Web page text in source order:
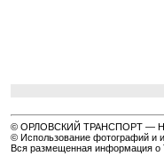
© ОРЛОВСКИЙ ТРАНСПОРТ —
© Использование фотографий и
Вся размещенная информация о